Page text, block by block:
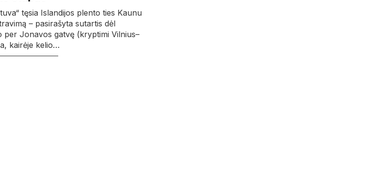
tęsia Islandijos plento ties Kaunu
– pasirašyta sutartis dėl
per Jonavos gatvę (kryptimi Vilnius–
kairėje kelio…